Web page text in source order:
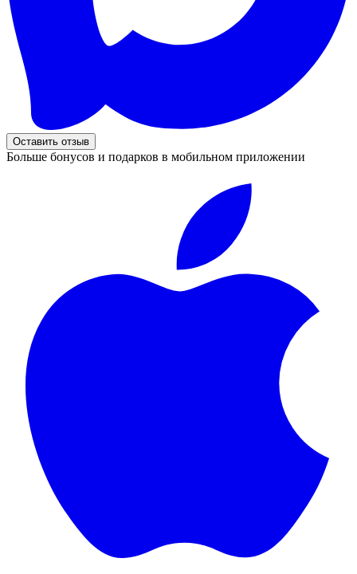
Оставить отзыв
Больше бонусов и подарков в мобильном приложении